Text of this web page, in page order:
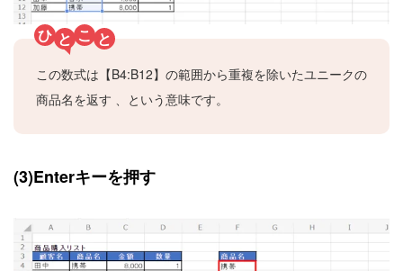
ひ と こ と
この数式は【B4:B12】の範囲から重複を除いたユニークの
商品名を返す 、という意味です。
(3)Enterキーを押す